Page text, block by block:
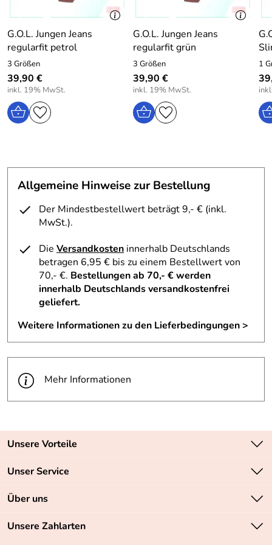
Material : 97% Baumwolle, 3% Lycra
Pflege: Schonwäsche bei 30 Grad
G.O.L. Jungen Jeans
regularfit petrol
3 Größen
39,90 €
inkl. 19% MwSt.
G.O.L. Jungen Jeans
regularfit grün
3 Größen
39,90 €
inkl. 19% MwSt.
1
Allgemeine Hinweise zur Bestellung
Der Mindestbestellwert beträgt 9,- € (inkl.
MwSt.).
Die Versandkosten innerhalb Deutschlands
betragen 6,95 € bis zu einem Bestellwert von
70,- €. Bestellungen ab 70,- € werden
innerhalb Deutschlands versandkostenfrei
geliefert.
Weitere Informationen zu den Lieferbedingungen >
Mehr Informationen
Unsere Vorteile
Zahlungsarten: Vorkasse, PayPal, PayPal Express
Unser Service
Kontakt
Retourenabwicklung
Über uns
Unsere Bestseller
Unsere Zahlarten